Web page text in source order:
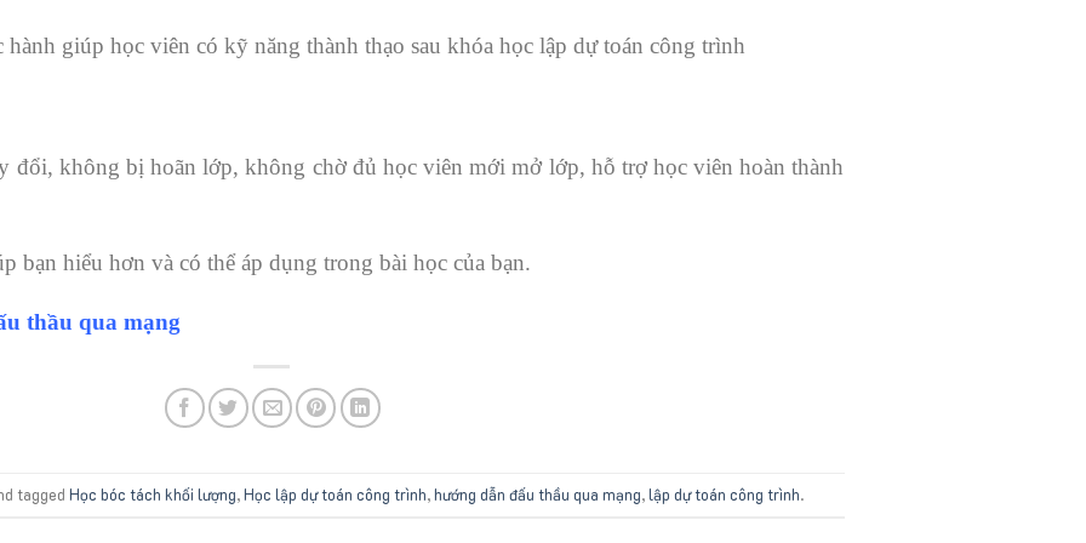
giúp học viên có kỹ năng thành thạo sau khóa học lập dự toán công trình
đổi, không bị hoãn lớp, không chờ đủ học viên mới mở lớp, hỗ trợ học viên hoàn thành
bạn hiểu hơn và có thể áp dụng trong bài học của bạn.
thầu qua mạng
tagged Học bóc tách khối lượng,Học lập dự toán công trình,hướng dẫn đấu thầu qua mạng,lập dự toán công trình.